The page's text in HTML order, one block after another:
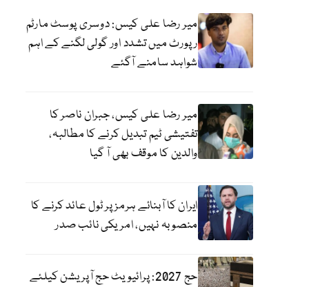
میر رضا علی کیس: دوسری پوسٹ مارٹم
رپورٹ میں تشدد اور گولی لگنے کے اہم
شواہد سامنے آگئے
میر رضا علی کیس، جبران ناصر کا
تفتیشی ٹیم تبدیل کرنے کا مطالبہ،
والدین کا موقف بھی آ گیا
ایران کا آبنائے ہرمز پر ٹول عائد کرنے کا
منصوبہ نہیں، امریکی نائب صدر
حج 2027: پرائیویٹ حج آپریشن کیلئے